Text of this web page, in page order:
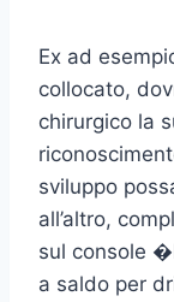
Ex ad
collocato,
chirurgico la
sviluppo
all’altro,
sul console
a saldo per